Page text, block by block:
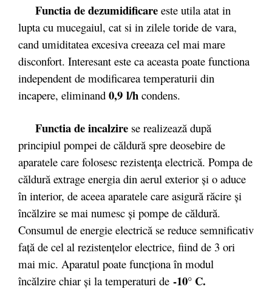
Functia de dezumidificare este utila atat in
lupta cu mucegaiul, cat si in zilele toride de vara,
cand umiditatea excesiva creeaza cel mai mare
disconfort. Interesant este ca aceasta poate functiona
independent de modificarea temperaturii din
incapere, eliminand 0,9 l/h condens.
Functia de incalzire se realizează după
principiul pompei de căldură spre deosebire de
aparatele care folosesc rezistenţa electrică. Pompa de
căldură extrage energia din aerul exterior şi o aduce
în interior, de aceea aparatele care asigură răcire şi
încălzire se mai numesc şi pompe de căldură.
Consumul de energie electrică se reduce semnificativ
faţă de cel al rezistenţelor electrice, fiind de 3 ori
mai mic. Aparatul poate funcţiona în modul
încălzire chiar şi la temperaturi de -10° C.